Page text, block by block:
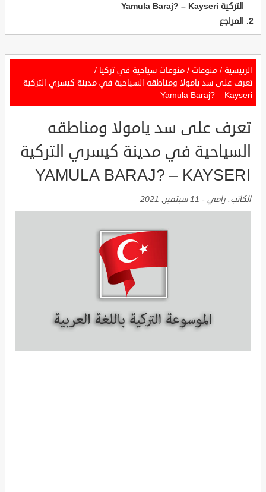
التركية Yamula Baraj? – Kayseri
المراجع
الرئيسية / منوعات / منوعات سياحية في تركيا /
تعرف على سد يامولا ومناطقه السياحية في مدينة كيسري التركية
Yamula Baraj? – Kayseri
تعرف على سد يامولا ومناطقه
السياحية في مدينة كيسري التركية
YAMULA BARAJ? – KAYSERI
الكاتب: رامي - 11 سبتمبر, 2021